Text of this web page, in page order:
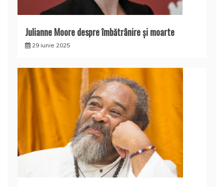
Julianne Moore despre îmbătrânire și moarte
29 iunie 2025